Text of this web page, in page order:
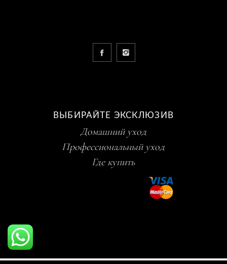
ВЫБИРАЙТЕ ЭКСКЛЮЗИВ
Домашний уход
Профессиональный уход
Где купить